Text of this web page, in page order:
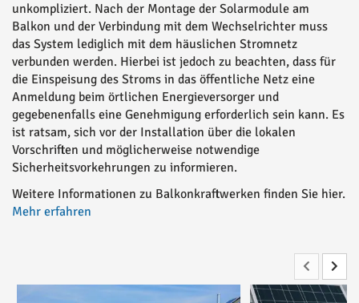
unkompliziert. Nach der Montage der Solarmodule am
Balkon und der Verbindung mit dem Wechselrichter muss
das System lediglich mit dem häuslichen Stromnetz
verbunden werden. Hierbei ist jedoch zu beachten, dass für
die Einspeisung des Stroms in das öffentliche Netz eine
Anmeldung beim örtlichen Energieversorger und
gegebenenfalls eine Genehmigung erforderlich sein kann. Es
ist ratsam, sich vor der Installation über die lokalen
Vorschriften und möglicherweise notwendige
Sicherheitsvorkehrungen zu informieren.
Weitere Informationen zu Balkonkraftwerken finden Sie hier.
Mehr erfahren